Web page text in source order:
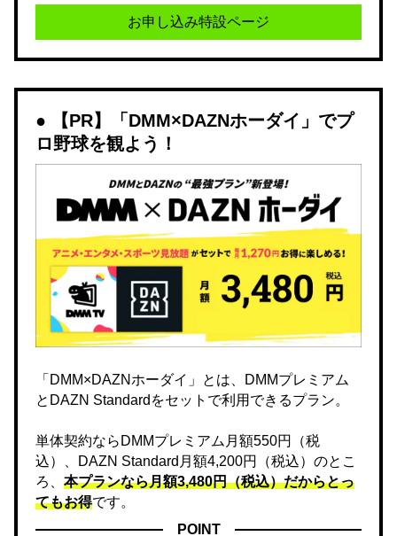
お申し込み特設ページ
【PR】「DMM×DAZNホーダイ」でプ
ロ野球を観よう！
「DMM×DAZNホーダイ」とは、DMMプレミアム
とDAZN Standardをセットで利用できるプラン。
単体契約ならDMMプレミアム月額550円（税
込）、DAZN Standard月額4,200円（税込）のとこ
ろ、 本プランなら月額3,480円（税込）だからとっ
てもお得です。
POINT